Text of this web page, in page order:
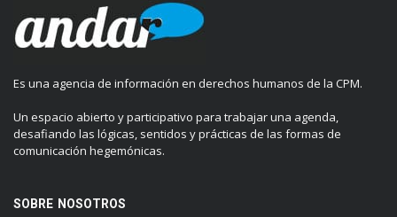
Es una agencia de información en derechos humanos de la CPM.
Un espacio abierto y participativo para trabajar una agenda,
desafiando las lógicas, sentidos y prácticas de las formas de
comunicación hegemónicas.
SOBRE NOSOTROS